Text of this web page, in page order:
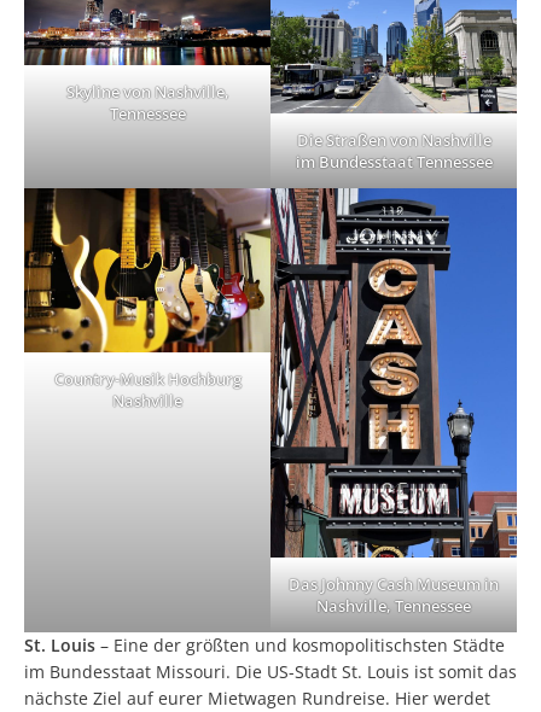
Skyline von Nashville,
Tennessee
Die Straßen von Nashville
im Bundesstaat Tennessee
Country-Musik Hochburg
Nashville
Das Johnny Cash Museum in
Nashville, Tennessee
St. Louis – Eine der größten und kosmopolitischsten Städte
im Bundesstaat Missouri. Die US-Stadt St. Louis ist somit das
nächste Ziel auf eurer Mietwagen Rundreise. Hier werdet